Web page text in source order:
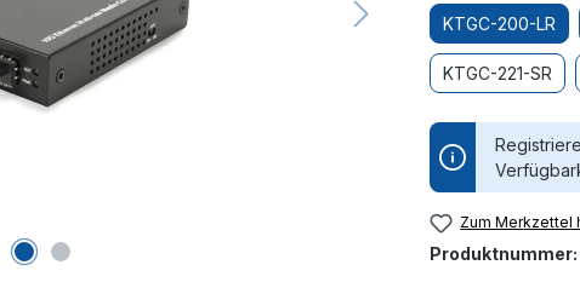
KTGC-200-LR
KTGC-221-SR
Zum Merkzettel
Produktnummer: